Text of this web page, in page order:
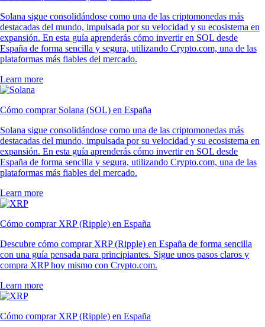
Solana sigue consolidándose como una de las criptomonedas más
destacadas del mundo, impulsada por su velocidad y su ecosistema en
expansión. En esta guía aprenderás cómo invertir en SOL desde
España de forma sencilla y segura, utilizando Crypto.com, una de las
plataformas más fiables del mercado.
Learn more
Cómo comprar Solana (SOL) en España
Solana sigue consolidándose como una de las criptomonedas más
destacadas del mundo, impulsada por su velocidad y su ecosistema en
expansión. En esta guía aprenderás cómo invertir en SOL desde
España de forma sencilla y segura, utilizando Crypto.com, una de las
plataformas más fiables del mercado.
Learn more
Cómo comprar XRP (Ripple) en España
Descubre cómo comprar XRP (Ripple) en España de forma sencilla
con una guía pensada para principiantes. Sigue unos pasos claros y
compra XRP hoy mismo con Crypto.com.
Learn more
Cómo comprar XRP (Ripple) en España